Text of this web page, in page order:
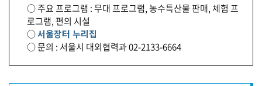
○ 주요 프로그램 : 무대 프로그램, 농수특산물 판매, 체험 프
로그램, 편의 시설
○서울장터 누리집
○ 문의 : 서울시 대외협력과 02-2133-6664